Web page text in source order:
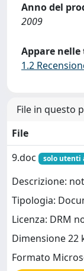
Anno del
2009
Appare
1.2
File in questo
File
9.doc
solo utenti
Descrizione:
Tipologia:
Licenza: DRM
Dimensione 22
Formato